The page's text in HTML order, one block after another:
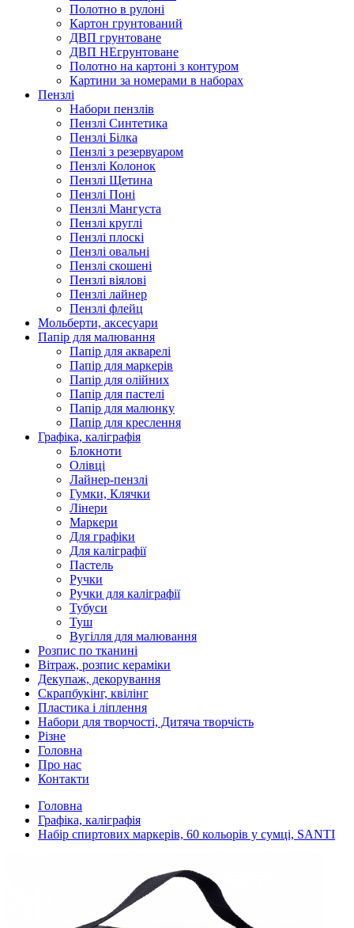
Полотно в рулоні
Картон грунтований
ДВП грунтоване
ДВП НЕгрунтоване
Полотно на картоні з контуром
Картини за номерами в наборах
Пензлі
Набори пензлів
Пензлі Синтетика
Пензлі Білка
Пензлі з резервуаром
Пензлі Колонок
Пензлі Щетина
Пензлі Поні
Пензлі Мангуста
Пензлі круглі
Пензлі плоскі
Пензлі овальні
Пензлі скошені
Пензлі віялові
Пензлі лайнер
Пензлі флейц
Мольберти, аксесуари
Папір для малювання
Папір для акварелі
Папір для маркерів
Папір для олійних
Папір для пастелі
Папір для малюнку
Папір для креслення
Графіка, каліграфія
Блокноти
Олівці
Лайнер-пензлі
Гумки, Клячки
Лінери
Маркери
Для графіки
Для каліграфії
Пастель
Ручки
Ручки для каліграфії
Тубуси
Туш
Вугілля для малювання
Розпис по тканині
Вітраж, розпис кераміки
Декупаж, декорування
Скрапбукінг, квілінг
Пластика і ліплення
Набори для творчості, Дитяча творчість
Різне
Головна
Про нас
Контакти
Головна
Графіка, каліграфія
Набір спиртових маркерів, 60 кольорів у сумці, SANTI